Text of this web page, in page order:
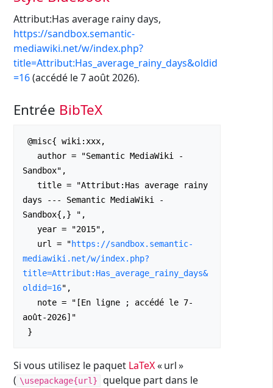
Attribut:Has average rainy days,
https://sandbox.semantic-
mediawiki.net/w/index.php?
title=Attribut:Has_average_rainy_days&oldid
=16(accédé le 7 août 2026).
Entrée BibTeX
Sandbox",
days --- Semantic MediaWiki -
Sandbox{,} ",
   url = "
https://sandbox.semantic-
mediawiki.net/w/index.php?
title=Attribut:Has_average_rainy_days&
oldid=16",
août-2026]"
Si vous utilisez le paquet LaTeX« url »
( \usepackage{url}
quelque part dans le